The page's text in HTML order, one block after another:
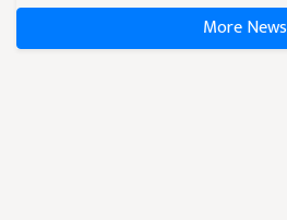
More News